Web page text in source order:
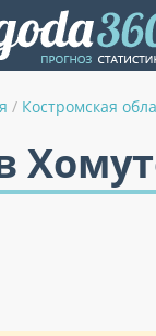
/ Костромская